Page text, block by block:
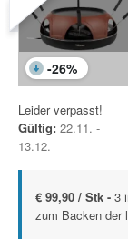
-26%
Leider verpasst!
Gültig: 22.11. -
13.12.
€ 99,90 / Stk - 3
zum Backen der